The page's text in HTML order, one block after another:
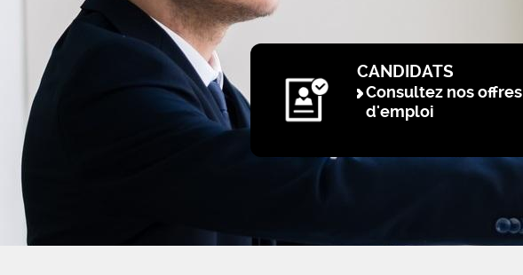
CANDIDATS
Consultez nos offres
d'emploi